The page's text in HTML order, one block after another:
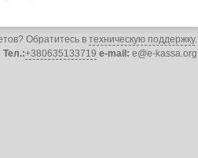
Обратитесь в техническую поддержку.
Тел.:+380635133719 e-mail: e@e-kassa.org